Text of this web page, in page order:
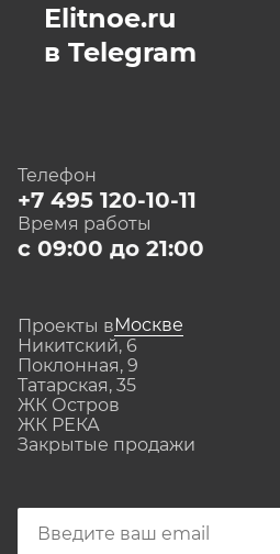
Elitnoe.ru
в Telegram
Телефон
+7 495 120-10-11
Время работы
с 09:00 до 21:00
Проекты вМоскве
Никитский, 6
Поклонная, 9
Татарская, 35
ЖК Остров
ЖК РЕКА
Закрытые продажи